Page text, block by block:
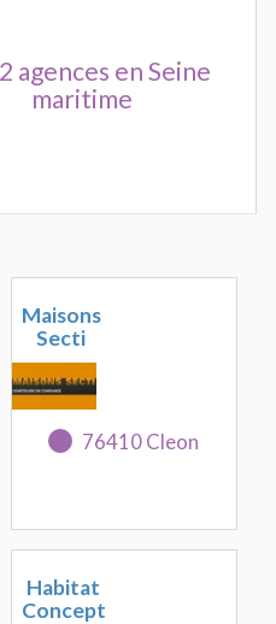
2 agences en Seine
maritime
Maisons
Secti
76410 Cleon
Habitat
Concept